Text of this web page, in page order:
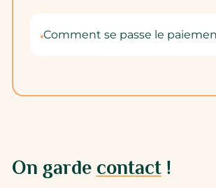
Comment se passe le
On garde contact!